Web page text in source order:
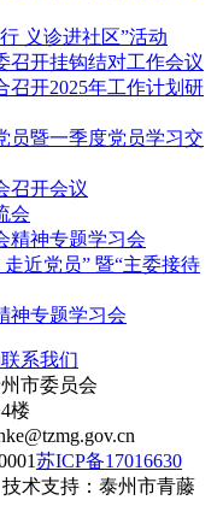
义诊进社区”活动
召开挂钩结对工作会议
召开2025年工作计划研
员暨一季度党员学习交
召开会议
会
精神专题学习会
近党员” 暨“主委接待
神专题学习会
联系我们
市委员会
楼
苏ICP备17016630
技术支持：泰州市青藤